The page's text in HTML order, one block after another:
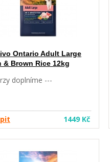
Ontario Adult Large
& Brown Rice 12kg
doplníme ---
1449 Kč